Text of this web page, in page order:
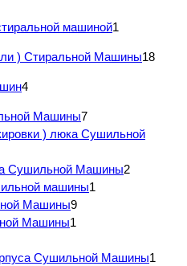
машиной1
) Стиральной Машины18
4
Машины7
) люка Сушильной
Сушильной Машины2
машины1
Машины9
Машины1
Сушильной Машины1